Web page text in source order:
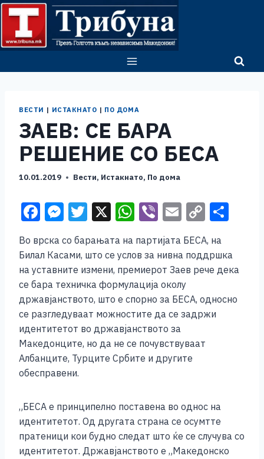
Skip
content
ВЕСТИ | ИСТАКНАТО | ПО ДОМА
ЗАЕВ: СЕ БАРА
РЕШЕНИЕ СО БЕСА
10.01.2019 Вести, Истакнато, По дома
F
c
e
b
o
o
k
M
ss
e
n
g
er
T
tt
er
X W
at
s
A
p
p
Vi
b
er
E
m
ai
l
C
p
y
n
k
ar
e
Во врска со барањата на партијата БЕСА, на
Билал Касами, што се услов за нивна поддршка
на уставните измени, премиерот Заев рече дека
се бара техничка формулација околу
државјанството, што е спорно за БЕСА, односно
се разгледуваат можностите да се задржи
идентитетот во државјанството за
Македонците, но да не се почувствуваат
Албанците, Турците Србите и другите
обесправени.
„БЕСА е принципелно поставена во однос на
идентитетот. Од другата страна се осумтте
пратеници кои будно следат што ќе се случува со
идентитетот. Државјанството е „Македонско